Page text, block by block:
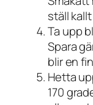
ställ
Ta upp
Spara
blir en
Hetta
170